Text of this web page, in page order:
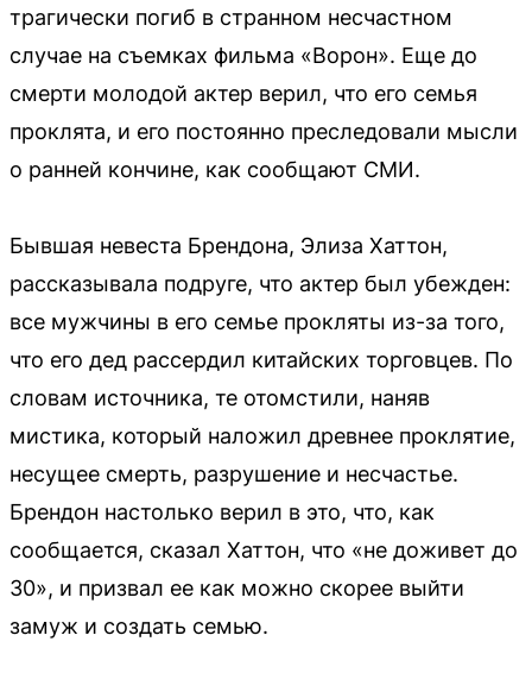
трагически погиб в странном несчастном
случае на съемках фильма «Ворон». Еще до
смерти молодой актер верил, что его семья
проклята, и его постоянно преследовали мысли
о ранней кончине, как сообщают СМИ.
Бывшая невеста Брендона, Элиза Хаттон,
рассказывала подруге, что актер был убежден:
все мужчины в его семье прокляты из-за того,
что его дед рассердил китайских торговцев. По
словам источника, те отомстили, наняв
мистика, который наложил древнее проклятие,
несущее смерть, разрушение и несчастье.
Брендон настолько верил в это, что, как
сообщается, сказал Хаттон, что «не доживет до
30», и призвал ее как можно скорее выйти
замуж и создать семью.